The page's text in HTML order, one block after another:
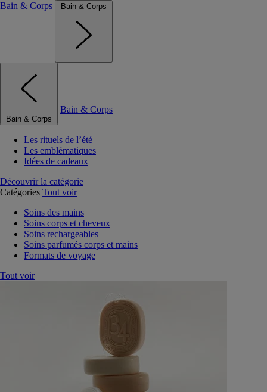
Bain & Corps
Bain & Corps
Bain & Corps
Bain & Corps
Les rituels de l’été
Les emblématiques
Idées de cadeaux
Découvrir la catégorie
Catégories Tout voir
Soins des mains
Soins corps et cheveux
Soins rechargeables
Soins parfumés corps et mains
Formats de voyage
Tout voir